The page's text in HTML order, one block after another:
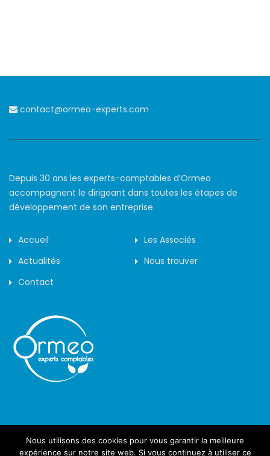
contact@ormeo-experts.com
Depuis 30 ans les experts-comptables d’Ormeo
accompagnent le dirigeant dans toutes les étapes de
développement de son entreprise.
Accueil
Les Associés
Actualités
Nous trouver
Contact
©2019 - Arôme -
Nous utilisons des cookies pour vous garantir la meilleure
expérience sur notre site web. Si vous continuez à utiliser ce